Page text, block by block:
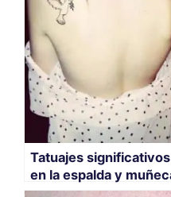
Tatuajes
en la espalda y